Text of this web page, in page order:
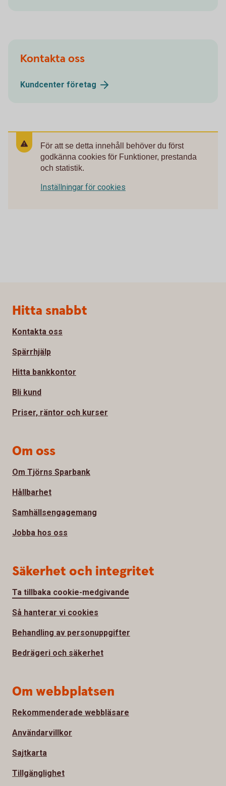
Kontakta oss
Kundcenter företag
För att se detta innehåll behöver du först
godkänna cookies för Funktioner, prestanda
och statistik.
Inställningar för cookies
Sidfot
Hitta snabbt
Kontakta oss
Spärrhjälp
Hitta bankkontor
Bli kund
Priser, räntor och kurser
Om oss
Om Tjörns Sparbank
Hållbarhet
Samhällsengagemang
Jobba hos oss
Säkerhet och integritet
Ta tillbaka cookie-medgivande
Så hanterar vi cookies
Behandling av personuppgifter
Bedrägeri och säkerhet
Om webbplatsen
Rekommenderade webbläsare
Användarvillkor
Sajtkarta
Tillgänglighet